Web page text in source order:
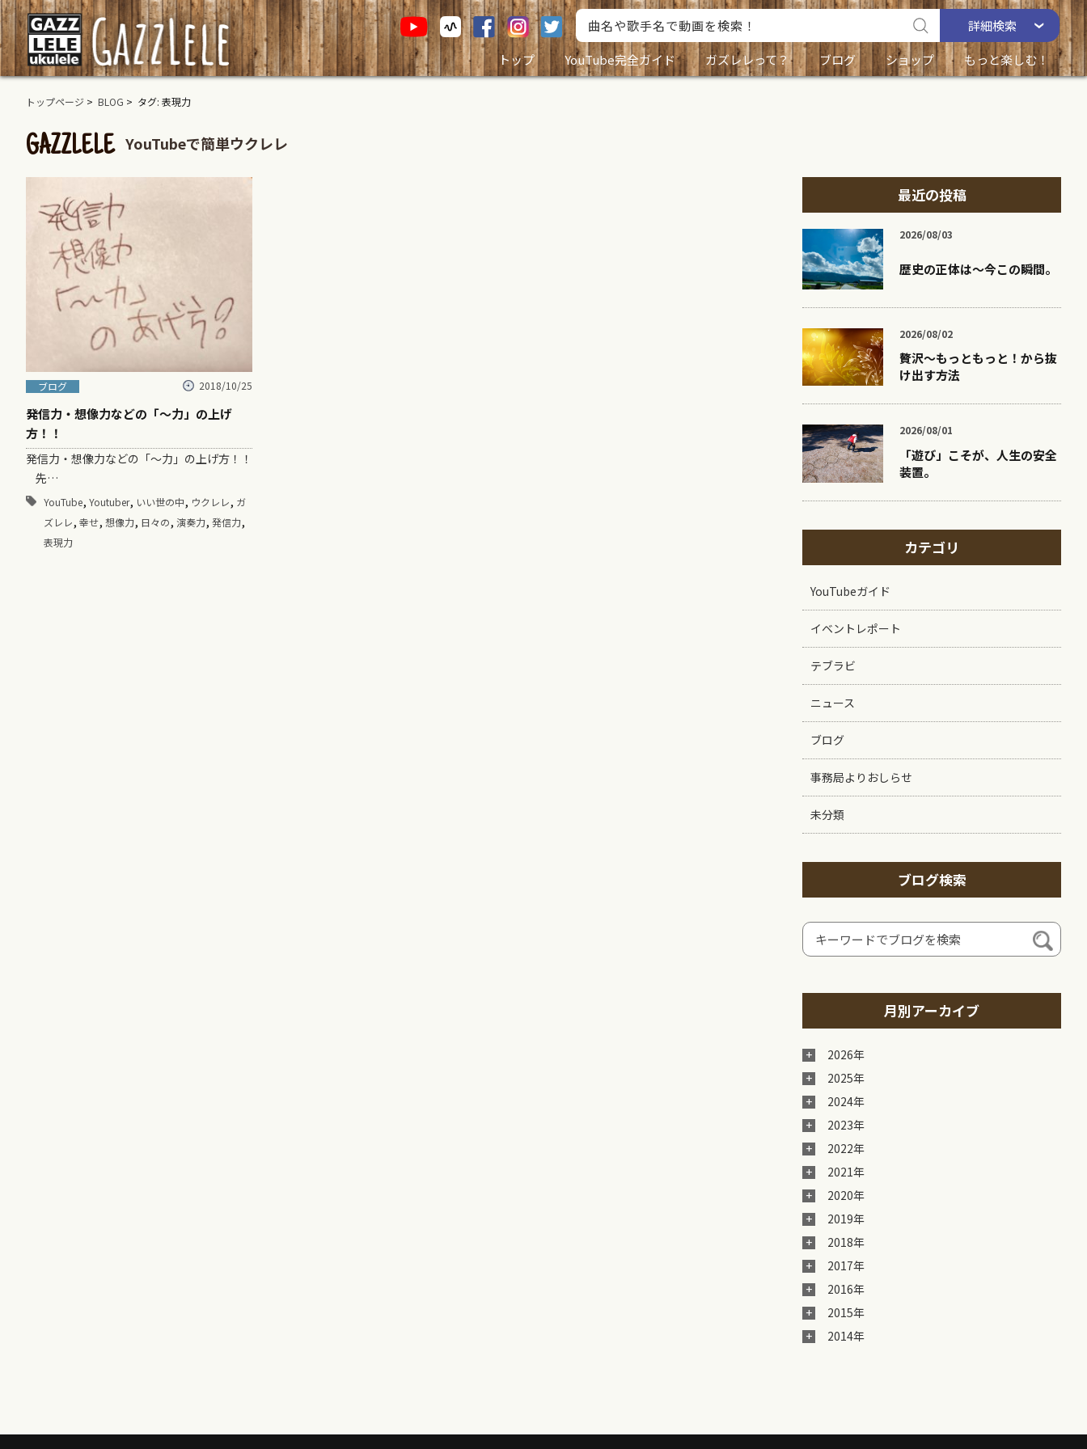
詳細検索
トップ
YouTube完全ガイド ガズレレって？ ブログ ショップ もっと楽しむ！
トップページ > BLOG > タグ: 表現力
GAZZLELE YouTubeで簡単ウクレレ
ブログ 2018/10/25
発信力・想像力などの「～力」の上げ
方！！
発信力・想像力などの「～力」の上げ方！！
先…
YouTube, Youtuber, いい世の中, ウクレレ, ガ
ズレレ, 幸せ, 想像力, 日々の, 演奏力, 発信力,
表現力
最近の投稿
2026/08/03
歴史の正体は〜今この瞬間。
2026/08/02
贅沢〜もっともっと！から抜
け出す方法
2026/08/01
「遊び」こそが、人生の安全
装置。
カテゴリ
YouTubeガイド
イベントレポート
テブラビ
ニュース
ブログ
事務局よりおしらせ
未分類
ブログ検索
月別アーカイブ
2026年
2025年
2024年
2023年
2022年
2021年
2020年
2019年
2018年
2017年
2016年
2015年
2014年